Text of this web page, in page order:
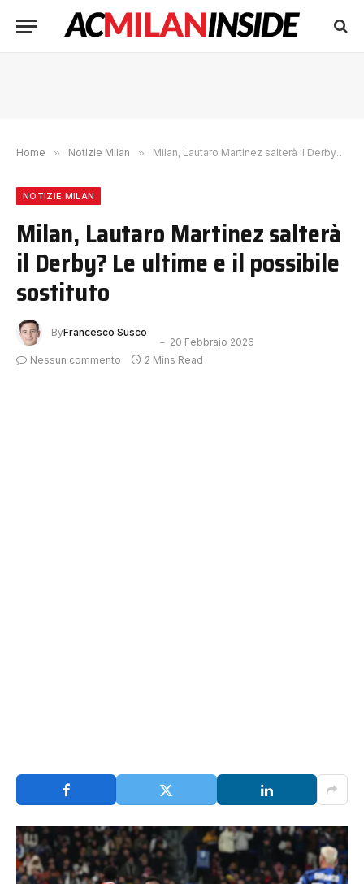
Home » Notizie Milan » Milan, Lautaro Martinez salterà il Derby? Le ultime e il possibile sostituto
NOTIZIE MILAN
Milan, Lautaro Martinez salterà
il Derby? Le ultime e il possibile
sostituto
ByFrancesco Susco
20 Febbraio 2026
Nessun commento
2 Mins Read